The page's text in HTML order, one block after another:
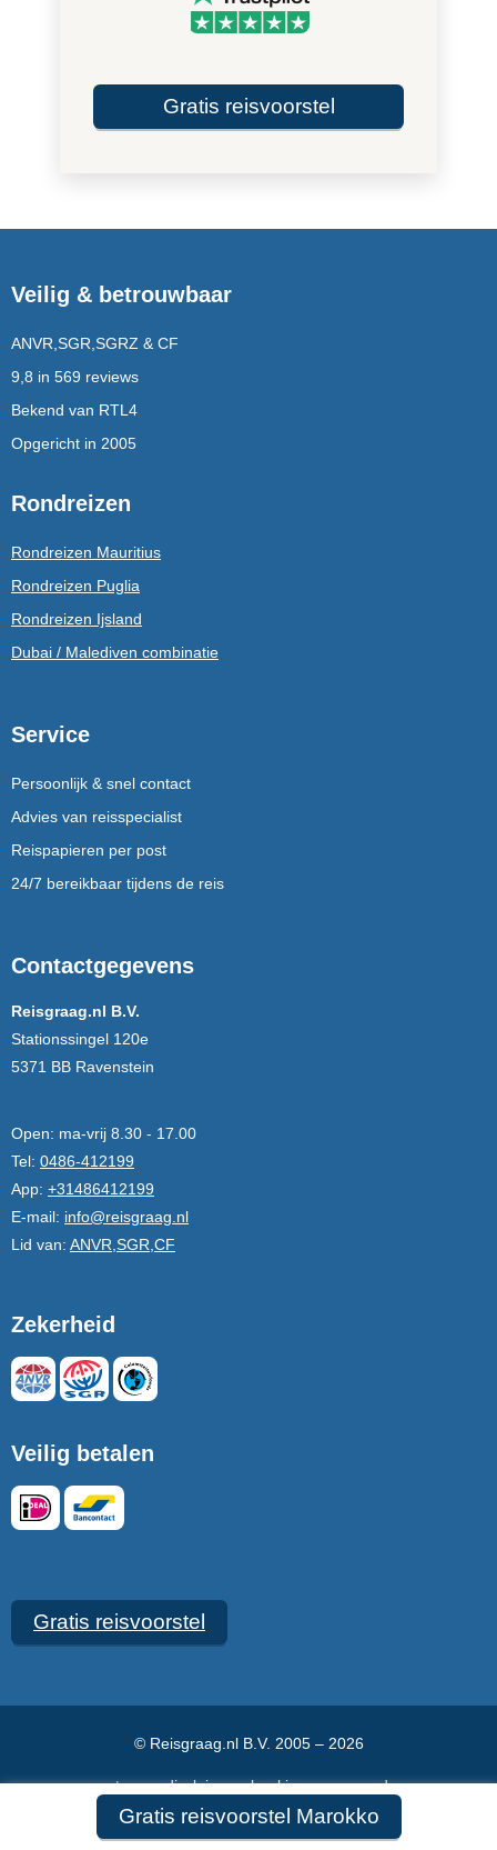
Gratis reisvoorstel Marokko
Gratis reisvoorstel
Veilig & betrouwbaar
ANVR,SGR,SGRZ & CF
9,8 in 569 reviews
Bekend van RTL4
Opgericht in 2005
Rondreizen
Rondreizen Mauritius
Rondreizen Puglia
Rondreizen Ijsland
Dubai / Malediven combinatie
Service
Persoonlijk & snel contact
Advies van reisspecialist
Reispapieren per post
24/7 bereikbaar tijdens de reis
Contactgegevens
Reisgraag.nl B.V.
Stationssingel 120e
5371 BB Ravenstein
Open: ma-vrij 8.30 - 17.00
Tel: 0486-412199
App: +31486412199
E-mail: info@reisgraag.nl
Lid van: ANVR,SGR,CF
Zekerheid
Veilig betalen
Gratis reisvoorstel
© Reisgraag.nl B.V. 2005 – 2026
vacatures disclaimer boekingsvoorwaarden
veelgestelde vragen over ons maak een afspraak